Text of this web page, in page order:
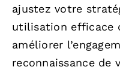
ajustez votre
utilisation efficace
améliorer
reconnaissance de